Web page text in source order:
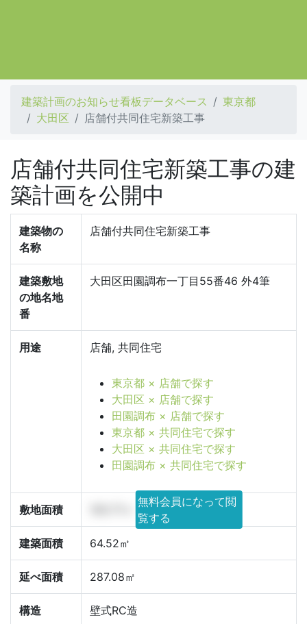
建築計画のお知らせ看板データベース
東京都
大田区
店舗付共同住宅新築工事
店舗付共同住宅新築工事の建
築計画を公開中
建築物の
名称
店舗付共同住宅新築工事
建築敷地
の地名地
番
大田区田園調布一丁目55番46 外4筆
用途 店舗, 共同住宅
東京都 × 店舗で探す
大田区 × 店舗で探す
田園調布 × 店舗で探す
東京都 × 共同住宅で探す
大田区 × 共同住宅で探す
田園調布 × 共同住宅で探す
敷地面積
無料会員になって閲
覧する
建築面積
64.52㎡
延べ面積 287.08㎡
構造
壁式RC造